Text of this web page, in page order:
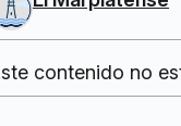
contenido no